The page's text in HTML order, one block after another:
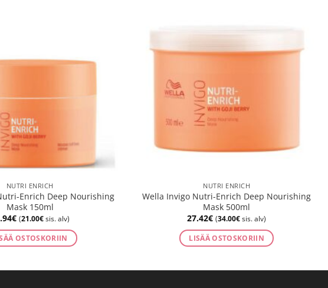
NUTRI ENRICH
Enrich Deep Nourishing
Mask 150ml
€ (21.00€sis. alv)
OSTOSKORIIN
NUTRI ENRICH
Wella Invigo Nutri-Enrich Deep Nourishing
Mask 500ml
27.42€ (34.00€ sis. alv)
LISÄÄ OSTOSKORIIN